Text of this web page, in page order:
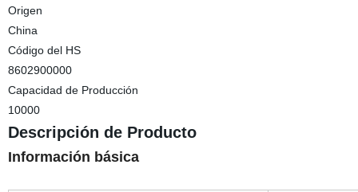
Origen
China
Código del HS
8602900000
Capacidad de Producción
10000
Descripción de Producto
Información básica